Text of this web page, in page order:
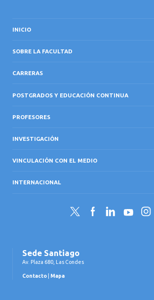
INICIO
SOBRE LA FACULTAD
CARRERAS
POSTGRADOS Y EDUCACIÓN CONTINUA
PROFESORES
INVESTIGACIÓN
VINCULACIÓN CON EL MEDIO
INTERNACIONAL
Twitter FacebookLinkedInYouTube
Sede Santiago
Av. Plaza 680, Las Condes
Contacto Mapa